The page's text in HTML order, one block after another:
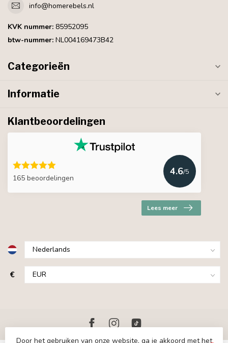
info@homerebels.nl
KVK nummer: 85952095
btw-nummer: NL004169473B42
Categorieën
Informatie
Klantbeoordelingen
165 beoordelingen
4.6/5
Lees meer
€
Door het gebruiken van onze website, ga je akkoord met het